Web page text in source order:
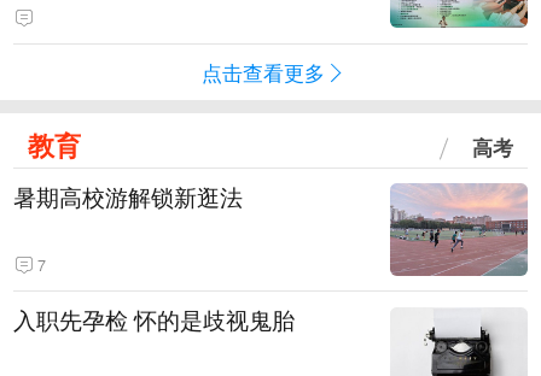
点击查看更多
教育 高考
暑期高校游解锁新逛法
7
入职先孕检 怀的是歧视鬼胎